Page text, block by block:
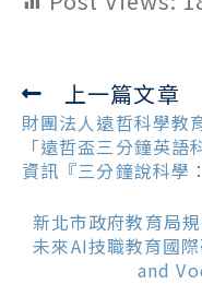
Read
more
articles
上一篇文章
財團法人遠哲科學教
「遠哲盃三分鐘英
資訊『三分鐘說科學
新北市政府教育局
未來AI技職教育國
and